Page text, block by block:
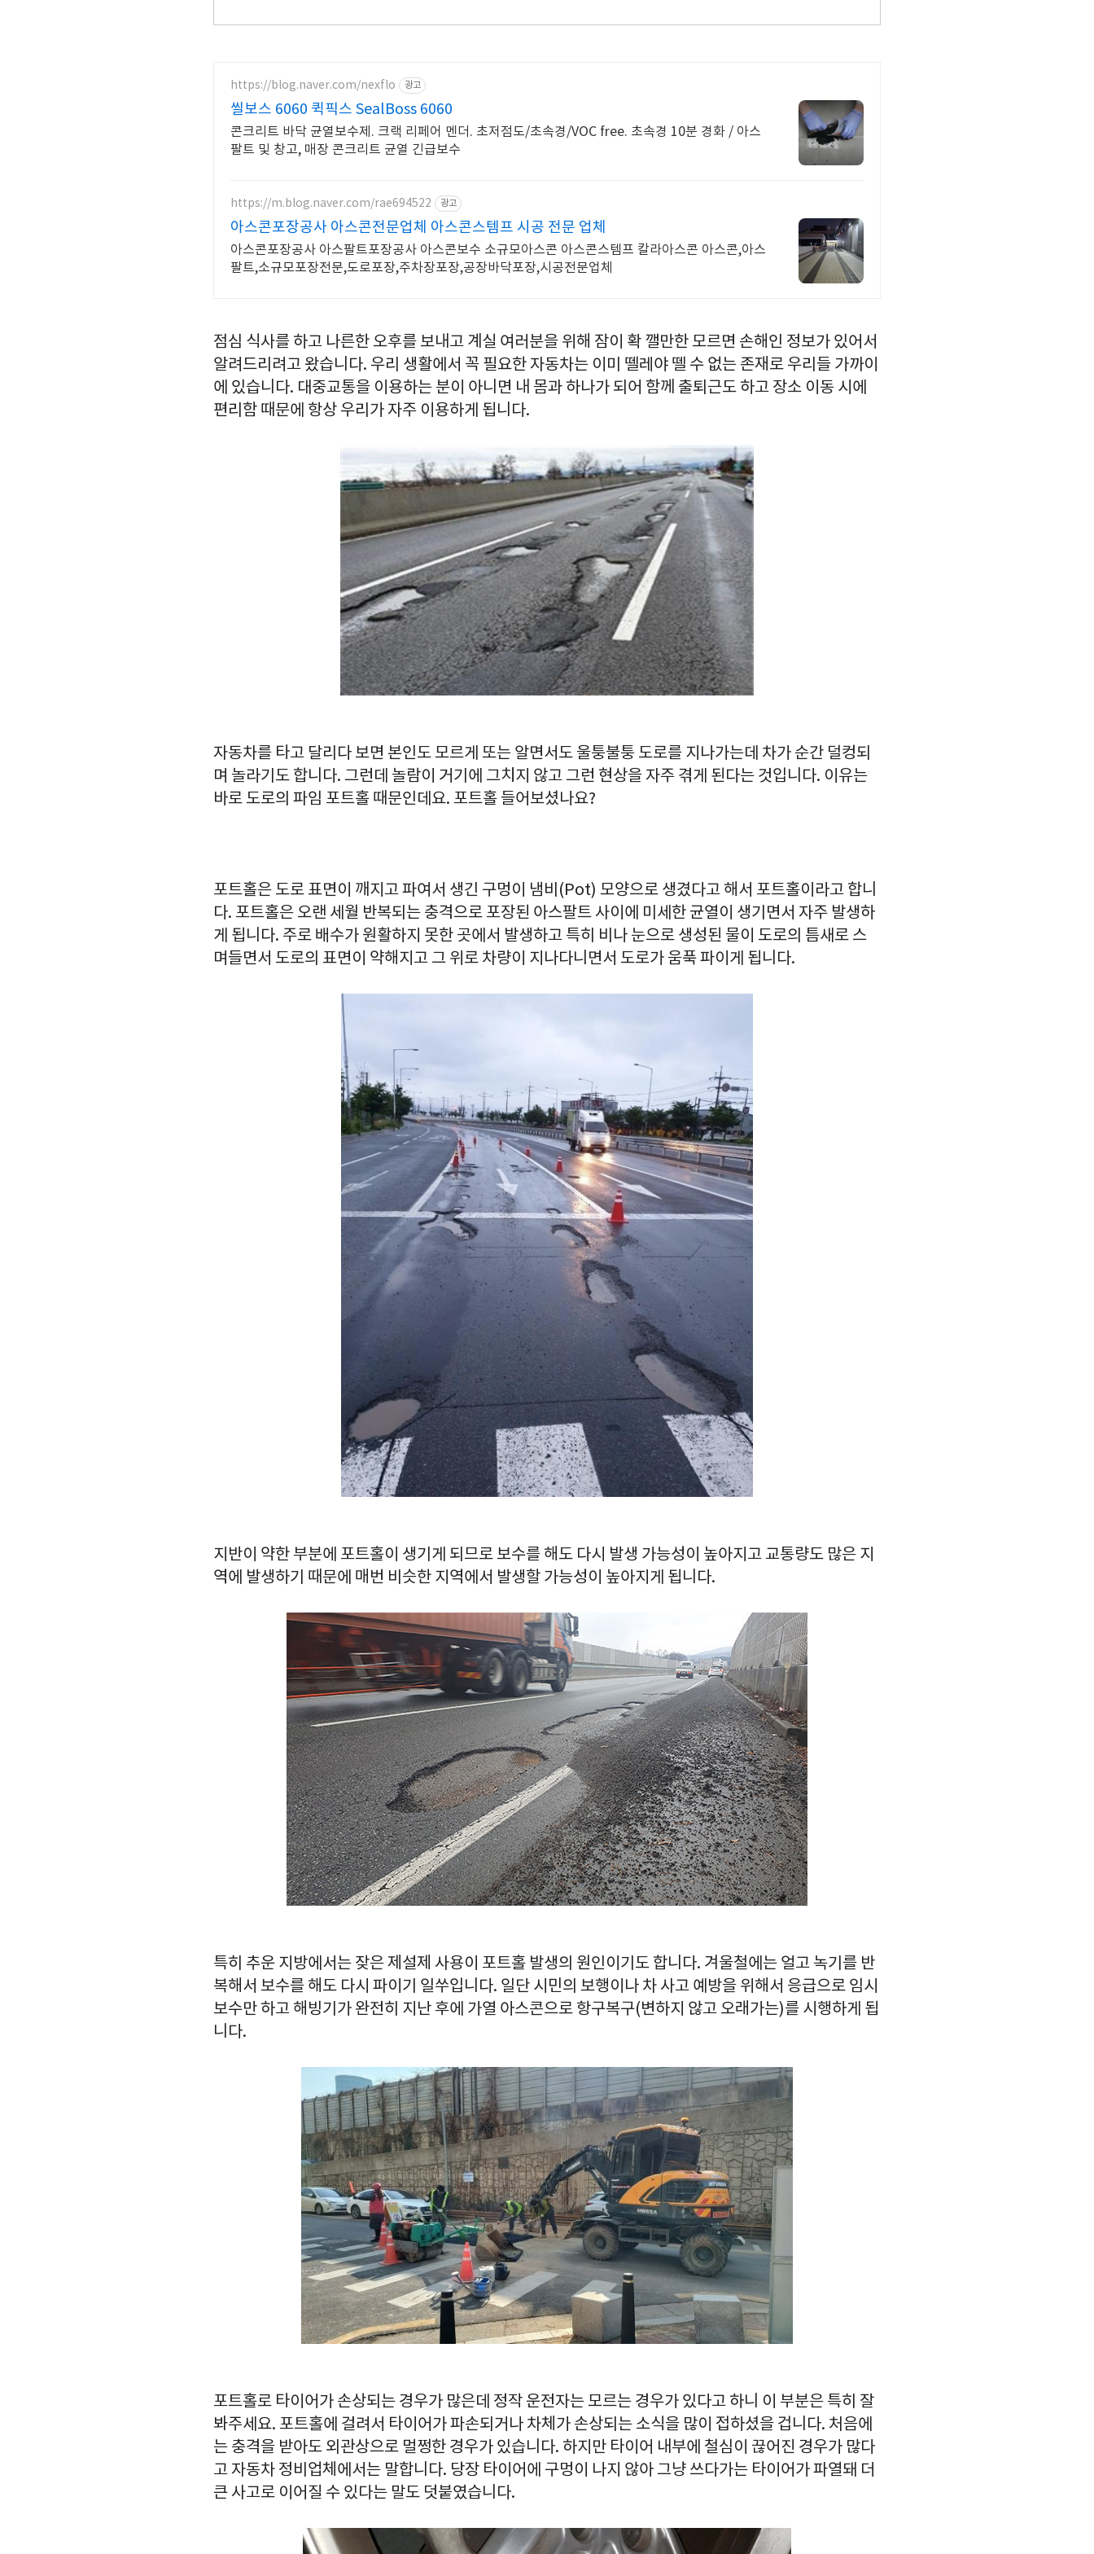
https://blog.naver.com/nexflo 광고
씰보스 6060 퀵픽스 SealBoss 6060
콘크리트 바닥 균열보수제. 크랙 리페어 멘더. 초저점도/초속경/VOC free. 초속경 10분 경화 / 아스
팔트 및 창고, 매장 콘크리트 균열 긴급보수
https://m.blog.naver.com/rae694522 광고
아스콘포장공사 아스콘전문업체 아스콘스템프 시공 전문 업체
아스콘포장공사 아스팔트포장공사 아스콘보수 소규모아스콘 아스콘스템프 칼라아스콘 아스콘,아스
팔트,소규모포장전문,도로포장,주차장포장,공장바닥포장,시공전문업체
점심 식사를 하고 나른한 오후를 보내고 계실 여러분을 위해 잠이 확 깰만한 모르면 손해인 정보가 있어서
알려드리려고 왔습니다. 우리 생활에서 꼭 필요한 자동차는 이미 뗄레야 뗄 수 없는 존재로 우리들 가까이
에 있습니다. 대중교통을 이용하는 분이 아니면 내 몸과 하나가 되어 함께 출퇴근도 하고 장소 이동 시에
편리함 때문에 항상 우리가 자주 이용하게 됩니다.
자동차를 타고 달리다 보면 본인도 모르게 또는 알면서도 울퉁불퉁 도로를 지나가는데 차가 순간 덜컹되
며 놀라기도 합니다. 그런데 놀람이 거기에 그치지 않고 그런 현상을 자주 겪게 된다는 것입니다. 이유는
바로 도로의 파임 포트홀 때문인데요. 포트홀 들어보셨나요?
포트홀은 도로 표면이 깨지고 파여서 생긴 구멍이 냄비(Pot) 모양으로 생겼다고 해서 포트홀이라고 합니
다. 포트홀은 오랜 세월 반복되는 충격으로 포장된 아스팔트 사이에 미세한 균열이 생기면서 자주 발생하
게 됩니다. 주로 배수가 원활하지 못한 곳에서 발생하고 특히 비나 눈으로 생성된 물이 도로의 틈새로 스
며들면서 도로의 표면이 약해지고 그 위로 차량이 지나다니면서 도로가 움푹 파이게 됩니다.
지반이 약한 부분에 포트홀이 생기게 되므로 보수를 해도 다시 발생 가능성이 높아지고 교통량도 많은 지
역에 발생하기 때문에 매번 비슷한 지역에서 발생할 가능성이 높아지게 됩니다.
특히 추운 지방에서는 잦은 제설제 사용이 포트홀 발생의 원인이기도 합니다. 겨울철에는 얼고 녹기를 반
복해서 보수를 해도 다시 파이기 일쑤입니다. 일단 시민의 보행이나 차 사고 예방을 위해서 응급으로 임시
보수만 하고 해빙기가 완전히 지난 후에 가열 아스콘으로 항구복구(변하지 않고 오래가는)를 시행하게 됩
니다.
포트홀로 타이어가 손상되는 경우가 많은데 정작 운전자는 모르는 경우가 있다고 하니 이 부분은 특히 잘
봐주세요. 포트홀에 걸려서 타이어가 파손되거나 차체가 손상되는 소식을 많이 접하셨을 겁니다. 처음에
는 충격을 받아도 외관상으로 멀쩡한 경우가 있습니다. 하지만 타이어 내부에 철심이 끊어진 경우가 많다
고 자동차 정비업체에서는 말합니다. 당장 타이어에 구멍이 나지 않아 그냥 쓰다가는 타이어가 파열돼 더
큰 사고로 이어질 수 있다는 말도 덧붙였습니다.